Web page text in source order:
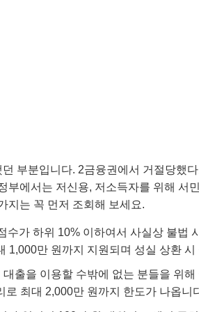
부분입니다. 2금융권에서 거절당했
부에서는 저신용, 저소득자를 위해 서
지는 꼭 먼저 조회해 보세요.
수가 하위 10% 이하여서 사실상 불법
1,000만 원까지 지원되며 성실 상환
출을 이용할 수밖에 없는 분들을 위
로 최대 2,000만 원까지 한도가 나옵니